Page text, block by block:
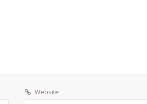
Website